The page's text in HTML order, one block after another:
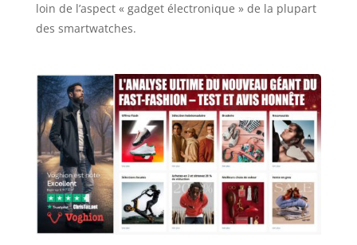
loin de l’aspect « gadget électronique » de la plupart
des smartwatches.